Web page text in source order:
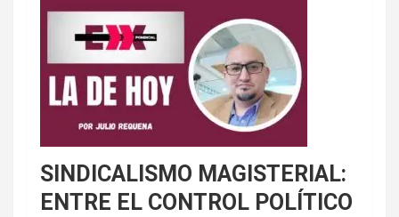
SINDICALISMO MAGISTERIAL:
ENTRE EL CONTROL POLÍTICO